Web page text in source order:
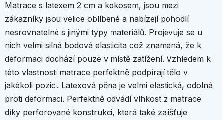
Matrace s latexem 2 cm a kokosem, jsou mezi
zákazníky jsou velice oblíbené a nabízejí pohodlí
nesrovnatelné s jinými typy materiálů. Projevuje se u
nich velmi silná bodová elasticita což znamená, že k
deformaci dochází pouze v místě zatížení. Vzhledem k
této vlastnosti matrace perfektně podpírají tělo v
jakékoli pozici. Latexová pěna je velmi elastická, odolná
proti deformaci. Perfektně odvádí vlhkost z matrace
díky perforované konstrukci, která také zajišťuje